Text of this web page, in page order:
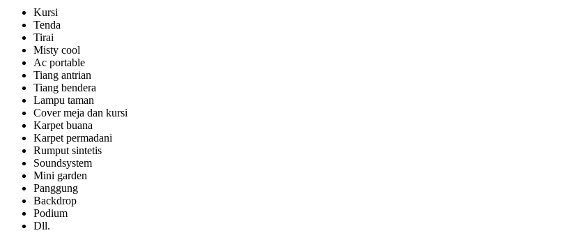
Kursi
Tenda
Tirai
Misty cool
Ac portable
Tiang antrian
Tiang bendera
Lampu taman
Cover meja dan kursi
Karpet buana
Karpet permadani
Rumput sintetis
Soundsystem
Mini garden
Panggung
Backdrop
Podium
Dll.